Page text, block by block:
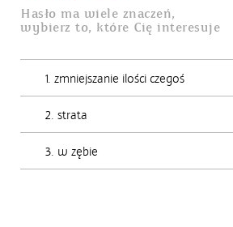
Jak korzystać
Podstawy naukowe
Hasło ma wiele znaczeń,
wybierz to, które Cię interesuje
1. zmniejszanie ilości czegoś
2. strata
3. w zębie